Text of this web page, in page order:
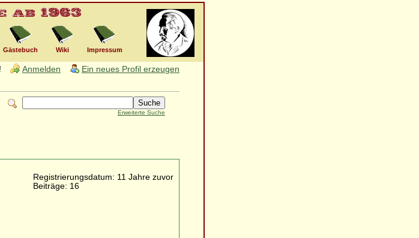
Gästebuch Wiki Impressum
Anmelden
Ein neues Profil erzeugen
Erweiterte Suche
Registrierungsdatum: 11 Jahre zuvor
Beiträge: 16